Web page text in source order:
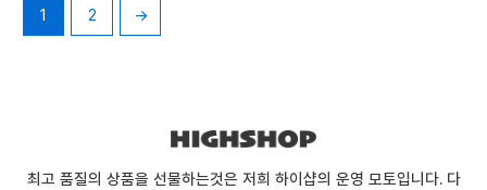
1 2 →
최고 품질의 상품을 선물하는것은 저희 하이샵의 운영 모토입니다. 다